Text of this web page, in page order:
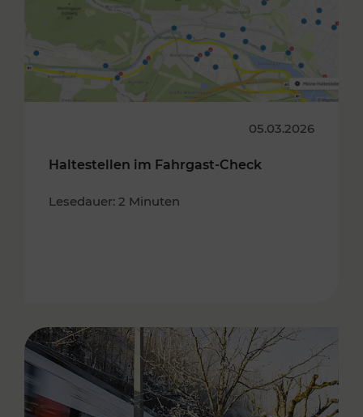
05.03.2026
Haltestellen im Fahrgast-Check
Lesedauer: 2 Minuten